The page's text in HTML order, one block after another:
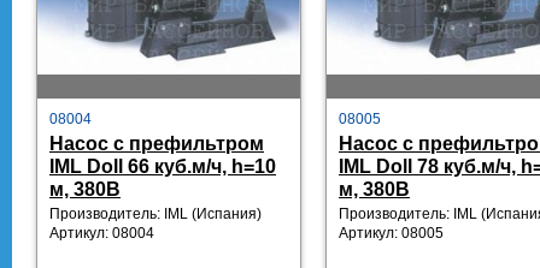
08004
Насос с префильтром
IML Doll 66 куб.м/ч, h=10
м, 380В
Производитель: IML (Испания)
Артикул: 08004
08005
Насос с
IML Doll 78 куб.м/ч,
м, 380В
Производитель: IML
Артикул: 08005